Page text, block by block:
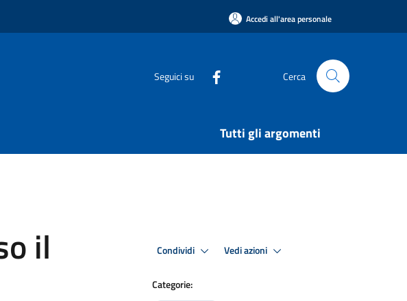
Accedi all'area personale
Seguici su Cerca
Tutti gli argomenti
il Condividi Vedi azioni
Categorie: